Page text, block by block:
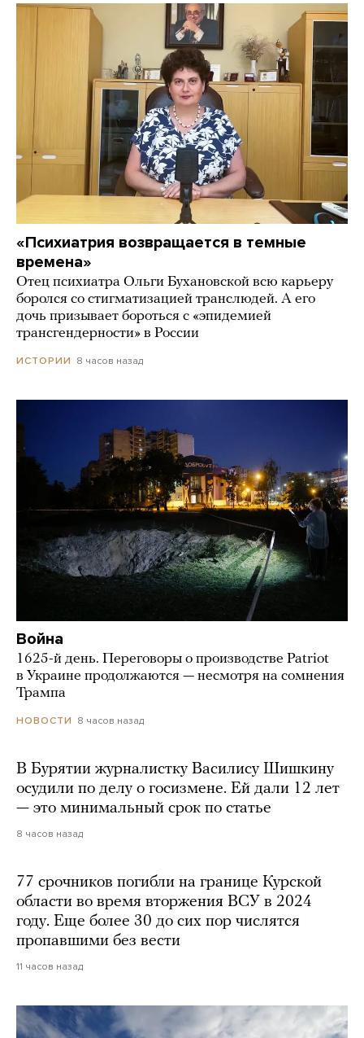
«Психиатрия возвращается в темные
времена»
Отец психиатра Ольги Бухановской всю карьеру
боролся со стигматизацией транслюдей. А его
дочь призывает бороться с «эпидемией
трансгендерности» в России
ИСТОРИИ 8 часов назад
Война
1625-й день. Переговоры о производстве Patriot
в Украине продолжаются — несмотря на сомнения
Трампа
НОВОСТИ 8 часов назад
В Бурятии журналистку Василису Шишкину
осудили по делу о госизмене. Ей дали 12 лет
— это минимальный срок по статье
8 часов назад
77 срочников погибли на границе Курской
области во время вторжения ВСУ в 2024
году. Еще более 30 до сих пор числятся
пропавшими без вести
11 часов назад